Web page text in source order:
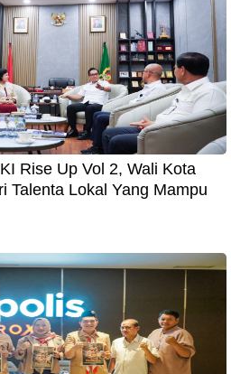
Rise Up Vol 2, Wali Kota
Talenta Lokal Yang Mampu